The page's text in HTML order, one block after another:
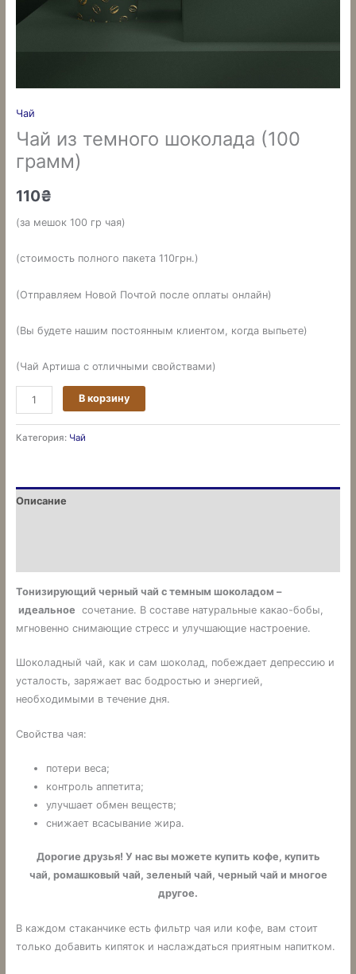
Чай
Чай из темного шоколада (100
грамм)
110₴
(за мешок 100 гр чая)
(стоимость полного пакета 110грн.)
(Отправляем Новой Почтой после оплаты онлайн)
(Вы будете нашим постоянным клиентом, когда выпьете)
(Чай Артиша с отличными свойствами)
В корзину
Категория: Чай
Описание
Тонизирующий черный чай с темным шоколадом –
идеальное сочетание. В составе натуральные какао-бобы,
мгновенно снимающие стресс и улучшающие настроение.
Шоколадный чай, как и сам шоколад, побеждает депрессию и
усталость, заряжает вас бодростью и энергией,
необходимыми в течение дня.
Свойства чая:
потери веса;
контроль аппетита;
улучшает обмен веществ;
снижает всасывание жира.
Дорогие друзья! У нас вы можете купить кофе, купить
чай, ромашковый чай, зеленый чай, черный чай и многое
другое.
В каждом стаканчике есть фильтр чая или кофе, вам стоит
только добавить кипяток и наслаждаться приятным напитком.